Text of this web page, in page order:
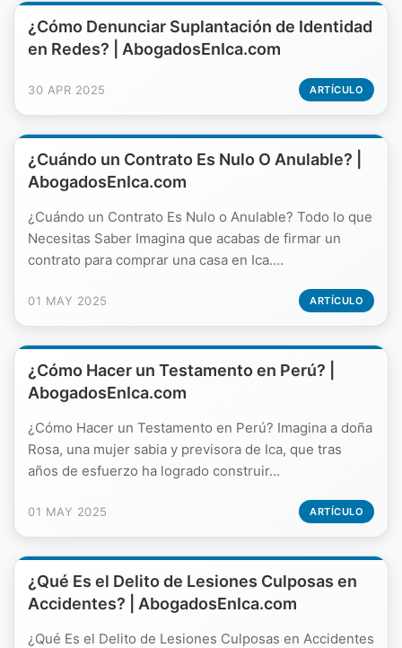
¿Cómo Denunciar Suplantación de Identidad
en Redes? | AbogadosEnIca.com
30 APR 2025 ARTÍCULO
¿Cuándo un Contrato Es Nulo O Anulable? |
AbogadosEnIca.com
¿Cuándo un Contrato Es Nulo o Anulable? Todo lo que
Necesitas Saber Imagina que acabas de firmar un
contrato para comprar una casa en Ica....
01 MAY 2025 ARTÍCULO
¿Cómo Hacer un Testamento en Perú? |
AbogadosEnIca.com
¿Cómo Hacer un Testamento en Perú? Imagina a doña
Rosa, una mujer sabia y previsora de Ica, que tras
años de esfuerzo ha logrado construir...
01 MAY 2025 ARTÍCULO
¿Qué Es el Delito de Lesiones Culposas en
Accidentes? | AbogadosEnIca.com
¿Qué Es el Delito de Lesiones Culposas en Accidentes